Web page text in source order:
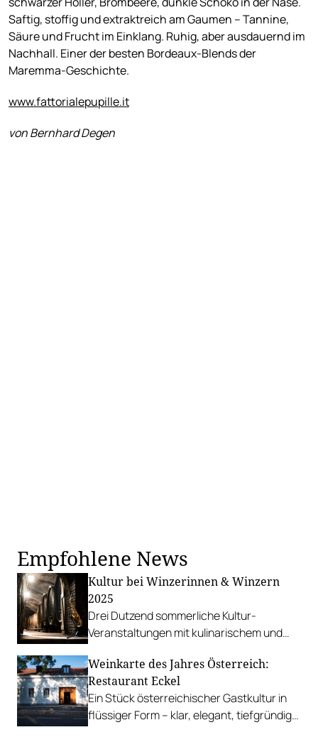
Saftig, stoffig und extraktreich am Gaumen – Tannine,
Säure und Frucht im Einklang. Ruhig, aber ausdauernd im
Nachhall. Einer der besten Bordeaux-Blends der
Maremma-Geschichte.
www.fattorialepupille.it
von Bernhard Degen
Empfohlene News
Kultur bei Winzerinnen & Winzern
2025
Drei Dutzend sommerliche Kultur-
Veranstaltungen mit kulinarischem und
Weinkarte des Jahres Österreich:
Restaurant Eckel
Ein Stück österreichischer Gastkultur in
flüssiger Form – klar, elegant, tiefgründig